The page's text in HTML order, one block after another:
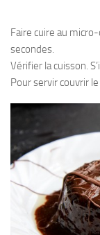
Faire cuire au
secondes.
Vérifier la cuisson.
Pour servir couvrir